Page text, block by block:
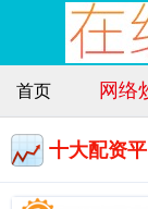
首页 网络
十大配资